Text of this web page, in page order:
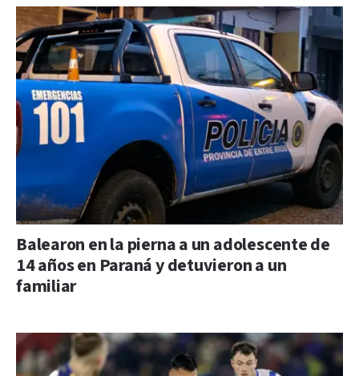
Balearon en la pierna a un adolescente de
14 años en Paraná y detuvieron a un
familiar